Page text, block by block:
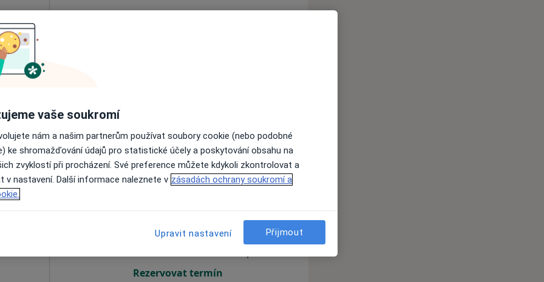
Rezervovat termín
vaše soukromí
nám a našim partnerům používat soubory cookie (nebo podobné
ke shromažďování údajů pro statistické účely a poskytování obsahu na
zvyklostí při procházení. Své preference můžete kdykoli zkontrolovat a
v nastavení. Další informace naleznete v zásadách ochrany soukromí a
Upravit nastavení Přijmout